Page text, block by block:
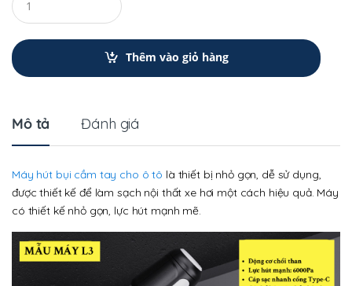
u
a
t
i
Thêm vào giỏ hàng
Mô tả Đánh giá
Máy hút bụi cầm tay cho ô tô là thiết bị nhỏ gọn, dễ sử dụng,
được thiết kế để làm sạch nội thất xe hơi một cách hiệu quả. Máy
có thiết kế nhỏ gọn, lực hút mạnh mẽ.